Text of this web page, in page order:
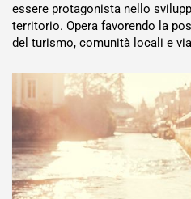
essere protagonista nello
territorio. Opera favorendo la
del turismo, comunità locali e